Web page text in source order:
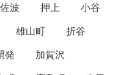
波 押上
小谷
雄山町
折谷
発
加賀沢